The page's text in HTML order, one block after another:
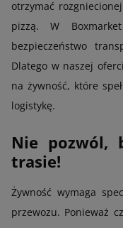
otrzymać
pizzą. W
bezpieczeństwo
Dlatego w naszej
na żywność, które
logistykę.
Nie pozwól,
trasie!
Żywność wymaga
przewozu. Ponieważ